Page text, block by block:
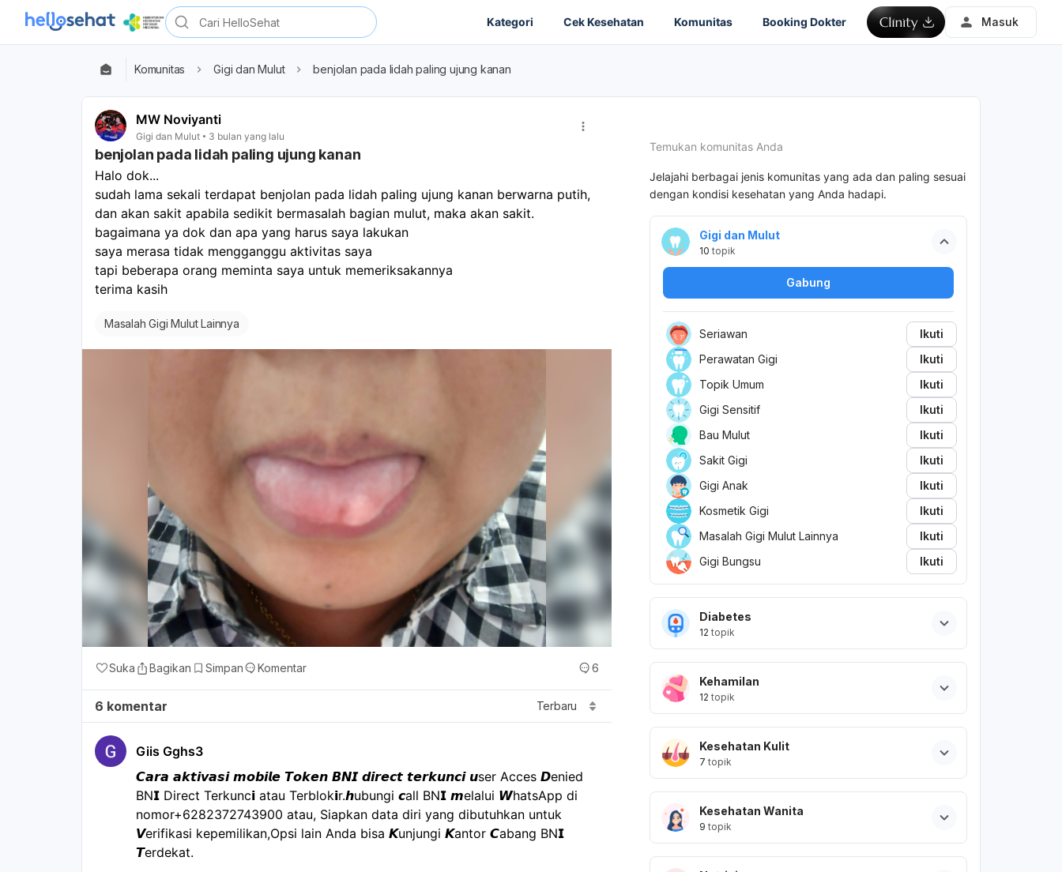
Kategori Cek Kesehatan Komunitas Booking Dokter Masuk
Komunitas Gigi dan Mulut benjolan pada lidah paling ujung kanan
MW Noviyanti
Gigi dan Mulut 3 bulan yang lalu
benjolan pada lidah paling ujung kanan
Halo dok...
sudah lama sekali terdapat benjolan pada lidah paling ujung kanan berwarna putih,
dan akan sakit apabila sedikit bermasalah bagian mulut, maka akan sakit.
bagaimana ya dok dan apa yang harus saya lakukan
saya merasa tidak mengganggu aktivitas saya
tapi beberapa orang meminta saya untuk memeriksakannya
terima kasih
Masalah Gigi Mulut Lainnya
Suka Bagikan Simpan Komentar 6
6 komentar Terbaru
Giis Gghs3
𝘾𝙖𝙧𝙖 𝙖𝙠𝙩𝙞𝙫𝙖𝙨𝙞 𝙢𝙤𝙗𝙞𝙡𝙚 𝙏𝙤𝙠𝙚𝙣 𝘽𝙉𝙄 𝙙𝙞𝙧𝙚𝙘𝙩 𝙩𝙚𝙧𝙠𝙪𝙣𝙘𝙞 𝙪ser Acces 𝘿enied
BN𝗜 Direct Terkunc𝗶 atau Terblok𝗶r.𝙝ubungi 𝙘all BN𝗜 𝙢elalui 𝙒hatsApp di
nomor+6282372743900 atau, Siapkan data diri yang dibutuhkan untuk
𝙑erifikasi kepemilikan,Opsi lain Anda bisa 𝙆unjungi 𝙆antor 𝘾abang BN𝗜
𝙏erdekat.
Temukan komunitas Anda
Jelajahi berbagai jenis komunitas yang ada dan paling sesuai
dengan kondisi kesehatan yang Anda hadapi.
Gigi dan Mulut
10 topik
Gabung
Seriawan
Ikuti
Perawatan Gigi
Ikuti
Topik Umum
Ikuti
Gigi Sensitif
Ikuti
Bau Mulut
Ikuti
Sakit Gigi
Ikuti
Gigi Anak
Ikuti
Kosmetik Gigi
Ikuti
Masalah Gigi Mulut Lainnya
Ikuti
Gigi Bungsu
Ikuti
Diabetes
12 topik
Kehamilan
12 topik
Kesehatan Kulit
7 topik
Kesehatan Wanita
9 topik